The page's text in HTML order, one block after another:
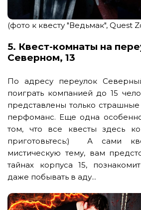
(фото к квесту "Ведьмак", Quest
5. Квест-комнаты на
Северном, 13
По адресу переулок
поиграть компанией до 15
представлены только
перфоманс. Еще одна
том, что все квесты здесь
приготовьтесь:) А сами
мистическую тему, вам
тайнах корпуса 15,
даже побывать в аду...